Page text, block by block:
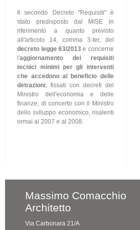
Il secondo Decreto "Requisiti" è
stato predisposto dal MISE in
riferimento a quanto previsto
all'articolo 14, comma 3-ter, del
decreto legge 63/2013 e concerne
l'aggiornamento dei requisiti
tecnici minimi per gli interventi
che accedono al beneficio delle
detrazioni, fissati con decreti del
Ministro dell'economia e delle
finanze, di concerto con il Ministro
dello sviluppo economico, risalenti
ormai al 2007 e al 2008.
Massimo Comacchio
Architetto
Via Carbonara 21/A